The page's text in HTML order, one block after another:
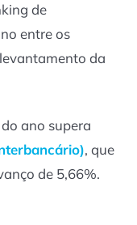
de
entre os
da
ano supera
, que
de 5,66%.